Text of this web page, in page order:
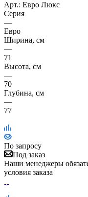
Арт.: Евро Люкс
Серия
—
Евро
Ширина, см
—
71
Высота, см
—
70
Глубина, см
—
77
По запросу
Под заказ
Наши менеджеры
условия заказа